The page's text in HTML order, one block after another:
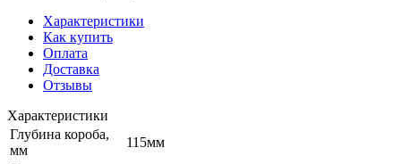
Характеристики
Как купить
Оплата
Доставка
Отзывы
Характеристики
Глубина короба,
мм
115мм